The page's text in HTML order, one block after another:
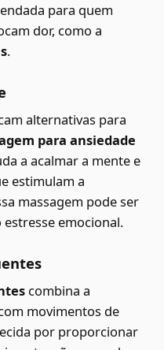
para quem
dor, como a
.
alternativas para
para ansiedade
a acalmar a mente e
estimulam a
massagem pode ser
emocional.
combina a
movimentos de
por proporcionar